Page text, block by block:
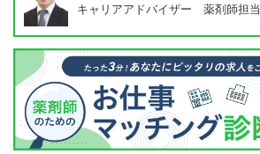
キャリアアドバイザー 薬剤師担当